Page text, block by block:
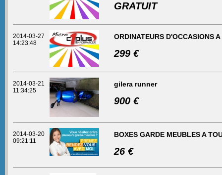
GRATUIT
2014-03-27
14:23:48
ORDINATEURS D'OCCASIONS
299 €
2014-03-21
11:34:25
gilera runner
900 €
2014-03-20
09:21:11
BOXES GARDE MEUBLES A
26 €